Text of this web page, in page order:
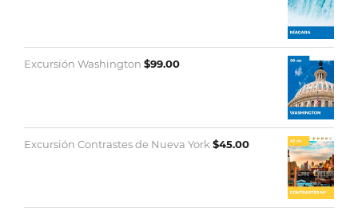
Excursión Washington $99.00
Excursión Contrastes de Nueva York $45.00